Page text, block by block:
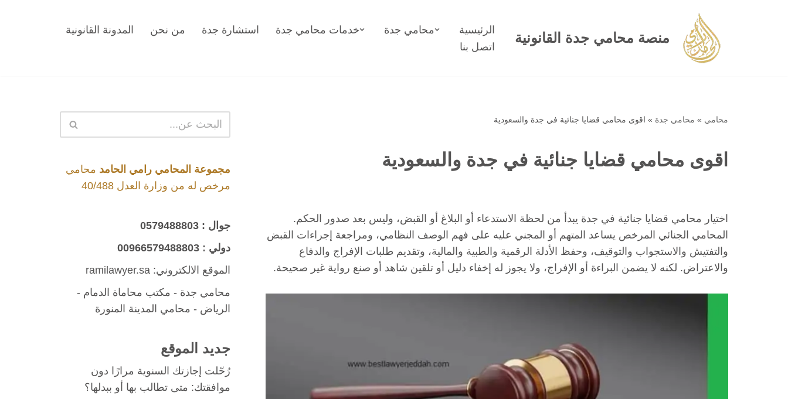
منصة محامي جدة القانونية الرئيسية محامي جدة خدمات محامي جدة استشارة جدة من نحن
المدونة القانونية
اتصل بنا
محامي » محامي جدة » اقوى محامي قضايا جنائية في جدة والسعودية
اقوى محامي قضايا جنائية في جدة والسعودية
اختيار محامي قضايا جنائية في جدة يبدأ من لحظة الاستدعاء أو البلاغ أو القبض، وليس بعد صدور الحكم.
المحامي الجنائي المرخص يساعد المتهم أو المجني عليه على فهم الوصف النظامي، ومراجعة إجراءات القبض
والتفتيش والاستجواب والتوقيف، وحفظ الأدلة الرقمية والطبية والمالية، وتقديم طلبات الإفراج والدفاع
والاعتراض. لكنه لا يضمن البراءة أو الإفراج، ولا يجوز له إخفاء دليل أو تلقين شاهد أو صنع رواية غير صحيحة.
مجموعة المحامي رامي الحامد محامي
مرخص له من وزارة العدل 40/488
جوال : 0579488803
دولي : 00966579488803
الموقع الالكتروني: ramilawyer.sa
محامي جدة - مكتب محاماة الدمام -
الرياض - محامي المدينة المنورة
جديد الموقع
رُحّلت إجازتك السنوية مرارًا دون
موافقتك: متى تطالب بها أو ببدلها؟